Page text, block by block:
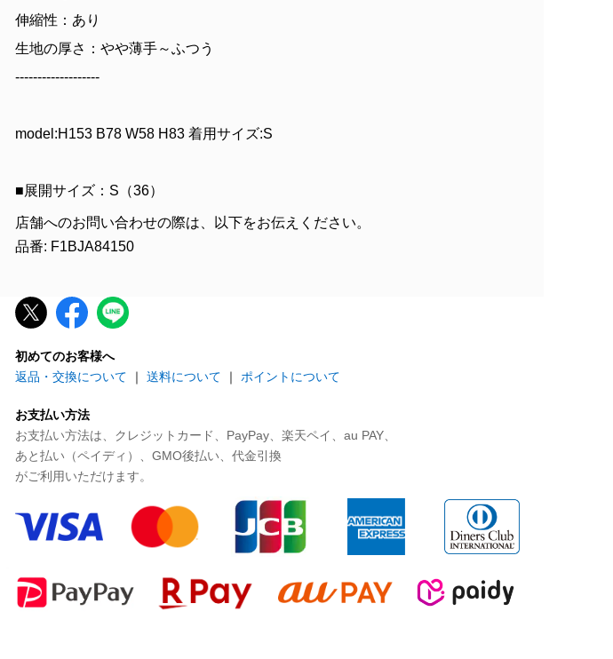
伸縮性：あり
生地の厚さ：やや薄手～ふつう
-------------------
model:H153 B78 W58 H83 着用サイズ:S
■展開サイズ：S（36）
店舗へのお問い合わせの際は、以下をお伝えください。
品番: F1BJA84150
初めてのお客様へ
返品・交換について ｜ 送料について ｜ ポイントについて
お支払い方法
お支払い方法は、クレジットカード、PayPay、楽天ペイ、au PAY、
あと払い（ペイディ）、GMO後払い、代金引換
がご利用いただけます。